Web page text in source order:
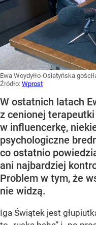
Ewa Woydyłło-Osiatyńska
Źródło: Wprost
W ostatnich latach
z cenionej
w influencerkę,
psychologiczne
co ostatnio
ani najbardziej
Problem w tym, że
nie widzą.
Iga Świątek jest